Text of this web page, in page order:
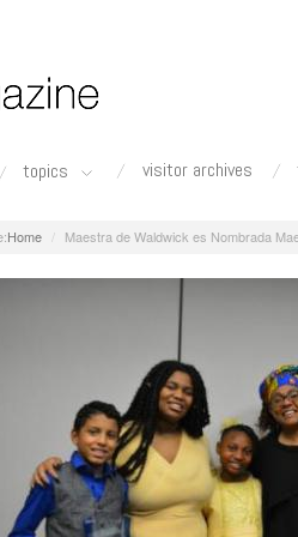
topics visitor archives
Home Maestra de Waldwick es Nombrada